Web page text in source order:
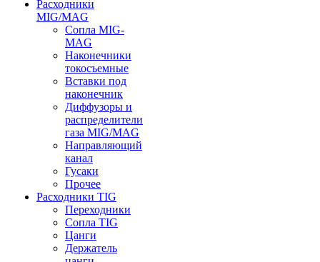
Расходники
MIG/MAG
Сопла MIG-
MAG
Наконечники
токосъемные
Вставки под
наконечник
Диффузоры и
распределители
газа MIG/MAG
Направляющий
канал
Гусаки
Прочее
Расходники TIG
Переходники
Сопла TIG
Цанги
Держатель